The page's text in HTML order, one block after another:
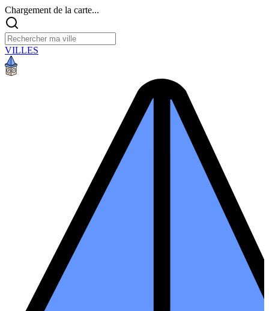
Chargement de la carte...
VILLES